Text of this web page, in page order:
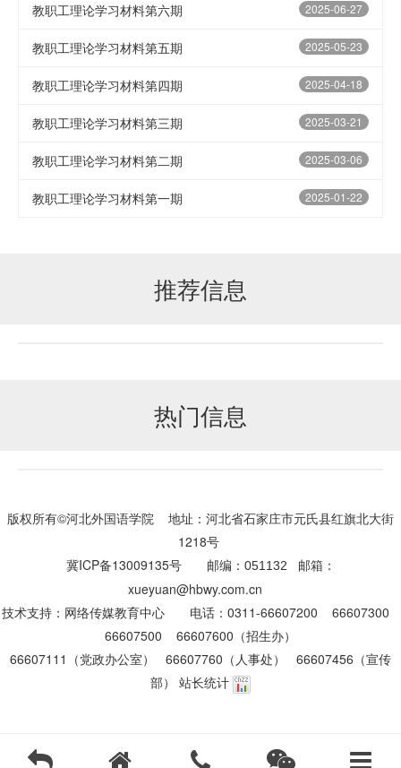
2025-06-27
教职工理论学习材料第六期
2025-05-23
教职工理论学习材料第五期
2025-04-18
教职工理论学习材料第四期
2025-03-21
教职工理论学习材料第三期
2025-03-06
教职工理论学习材料第二期
2025-01-22
教职工理论学习材料第一期
推荐信息
热门信息
版权所有©河北外国语学院 地址：河北省石家庄市元氏县红旗北大街
1218号
冀ICP备13009135号
邮编： 051132
邮箱：
xueyuan@hbwy.com.cn
技术支持：网络传媒教育中心
电话：0311-66607200 66607300
66607500 66607600（招生办）
66607111（党政办公室） 66607760（人事处） 66607456（宣传
部） 站长统计